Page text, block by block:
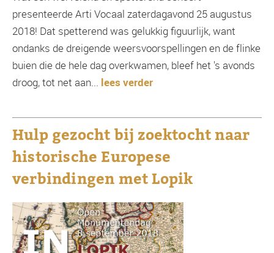
presenteerde Arti Vocaal zaterdagavond 25 augustus
2018! Dat spetterend was gelukkig figuurlijk, want
ondanks de dreigende weersvoorspellingen en de flinke
buien die de hele dag overkwamen, bleef het 's avonds
droog, tot net aan... lees verder
Hulp gezocht bij zoektocht naar
historische Europese
verbindingen met Lopik